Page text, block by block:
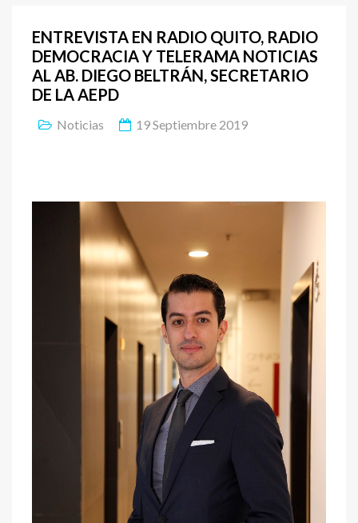
ENTREVISTA EN RADIO QUITO, RADIO
DEMOCRACIA Y TELERAMA NOTICIAS
AL AB. DIEGO BELTRÁN, SECRETARIO
DE LA AEPD
Noticias 19 Septiembre 2019